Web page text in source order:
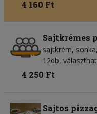
4 160 Ft
Sajtkrémes
sajtkrém sonka
12db,
4 250 Ft
Sajtos